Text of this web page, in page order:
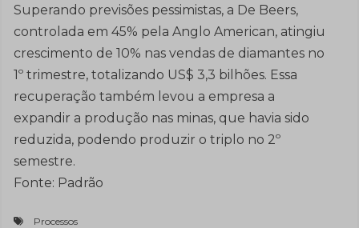
Superando previsões pessimistas, a De Beers,
controlada em 45% pela Anglo American, atingiu
crescimento de 10% nas vendas de diamantes no
1º trimestre, totalizando US$ 3,3 bilhões. Essa
recuperação também levou a empresa a
expandir a produção nas minas, que havia sido
reduzida, podendo produzir o triplo no 2º
semestre.
Fonte: Padrão
Processos